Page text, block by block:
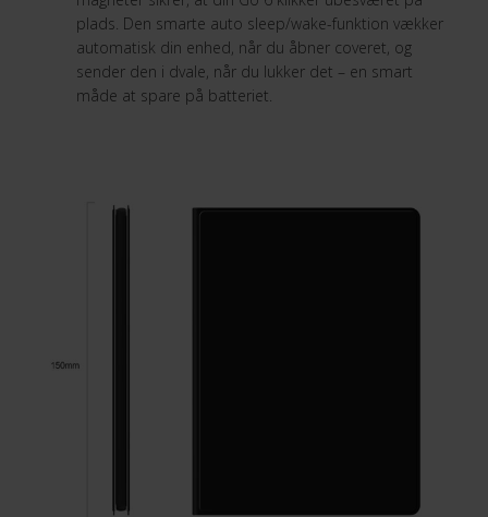
plads. Den smarte auto sleep/wake-funktion vækker
automatisk din enhed, når du åbner coveret, og
sender den i dvale, når du lukker det – en smart
måde at spare på batteriet.